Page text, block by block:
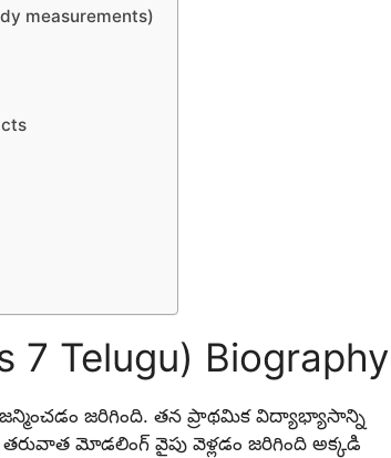
measurements)
7 Telugu) Biography
జరిగింది. తన ప్రాథమిక విద్యాభ్యాసాన్ని
మోడలింగ్ వైపు వెళ్లడం జరిగింది అక్కడి